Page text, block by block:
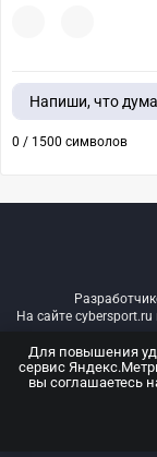
Напиши, что
0 / 1500 символов
На сайте
© ООО
ООО
Для повышения
сервис
вы соглашаетесь